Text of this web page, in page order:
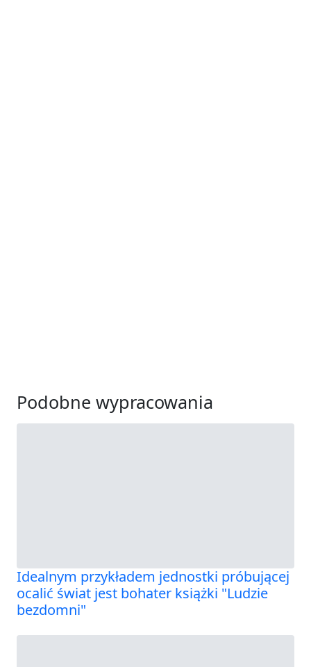
Podobne wypracowania
Idealnym przykładem jednostki próbującej
ocalić świat jest bohater książki "Ludzie
bezdomni"